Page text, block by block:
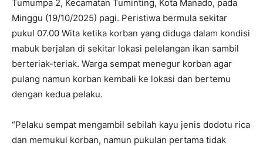
Tumumpa 2, Kecamatan Tuminting, Kota Manado, pada
Minggu (19/10/2025) pagi. Peristiwa bermula sekitar
pukul 07.00 Wita ketika korban yang diduga dalam kondisi
mabuk berjalan di sekitar lokasi pelelangan ikan sambil
berteriak-teriak. Warga sempat menegur korban agar
pulang namun korban kembali ke lokasi dan bertemu
dengan kedua pelaku.
“Pelaku sempat mengambil sebilah kayu jenis dodotu rica
dan memukul korban, namun pukulan pertama tidak